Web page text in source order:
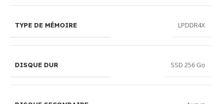
TYPE DE MÉMOIRE LPDDR4X
DISQUE DUR SSD 256 Go